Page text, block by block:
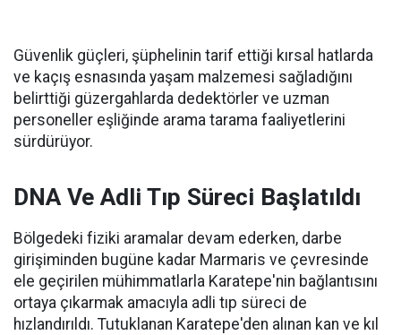
Güvenlik güçleri, şüphelinin tarif ettiği kırsal hatlarda
ve kaçış esnasında yaşam malzemesi sağladığını
belirttiği güzergahlarda dedektörler ve uzman
personeller eşliğinde arama tarama faaliyetlerini
sürdürüyor.
DNA Ve Adli Tıp Süreci Başlatıldı
Bölgedeki fiziki aramalar devam ederken, darbe
girişiminden bugüne kadar Marmaris ve çevresinde
ele geçirilen mühimmatlarla Karatepe'nin bağlantısını
ortaya çıkarmak amacıyla adli tıp süreci de
hızlandırıldı. Tutuklanan Karatepe'den alınan kan ve kıl